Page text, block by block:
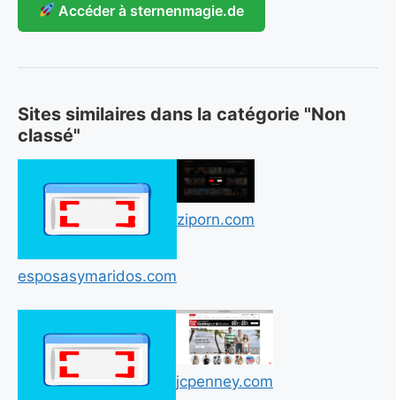
Accéder à sternenmagie.de
Sites similaires dans la catégorie "Non
classé"
esposasymaridos.com
ziporn.com
jcpenney.com